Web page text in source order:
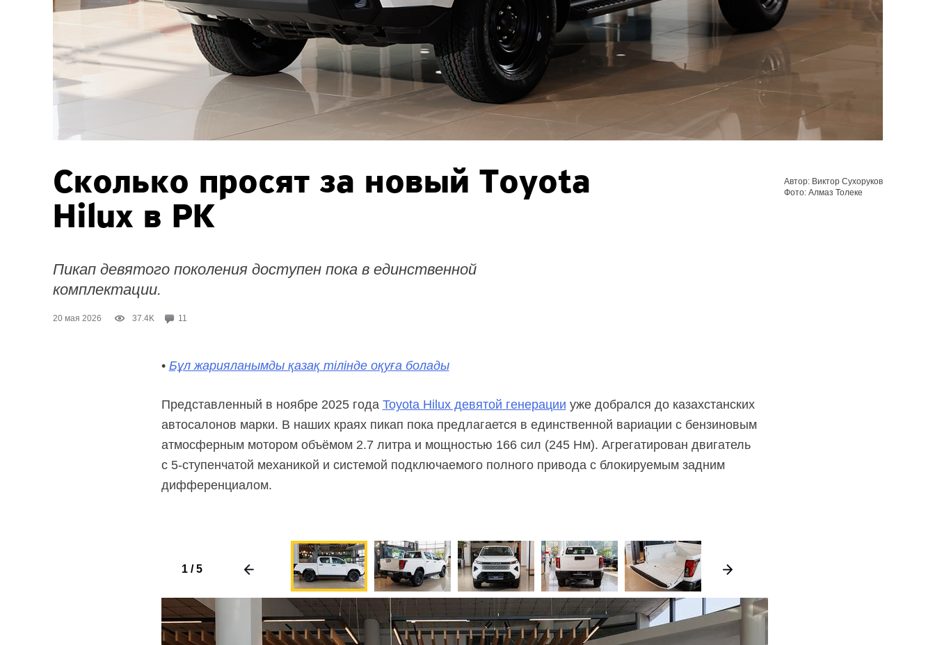
Сколько просят за новый Toyota
Hilux в РК
Пикап девятого поколения доступен пока в единственной
комплектации.
20 мая 2026 37.4K 11
Автор: Виктор Сухоруков
Фото: Алмаз Толеке
• Бұл жарияланымды қазақ тілінде оқуға болады
Представленный в ноябре 2025 года Toyota Hilux девятой генерации уже добрался до казахстанских
автосалонов марки. В наших краях пикап пока предлагается в единственной вариации с бензиновым
атмосферным мотором объёмом 2.7 литра и мощностью 166 сил (245 Нм). Агрегатирован двигатель
с 5-ступенчатой механикой и системой подключаемого полного привода с блокируемым задним
дифференциалом.
1/5